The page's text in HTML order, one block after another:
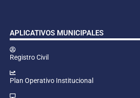
APLICATIVOS MUNICIPALES
Registro Civil
Plan Operativo Institucional